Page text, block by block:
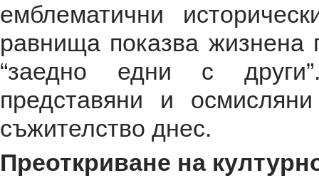
емблематични
равнища показва жизнена
“заедно едни с
представяни и
съжителство днес.
Преоткриване на